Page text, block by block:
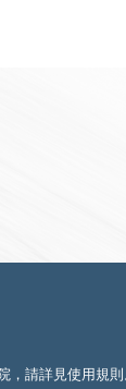
，請詳見使用規則